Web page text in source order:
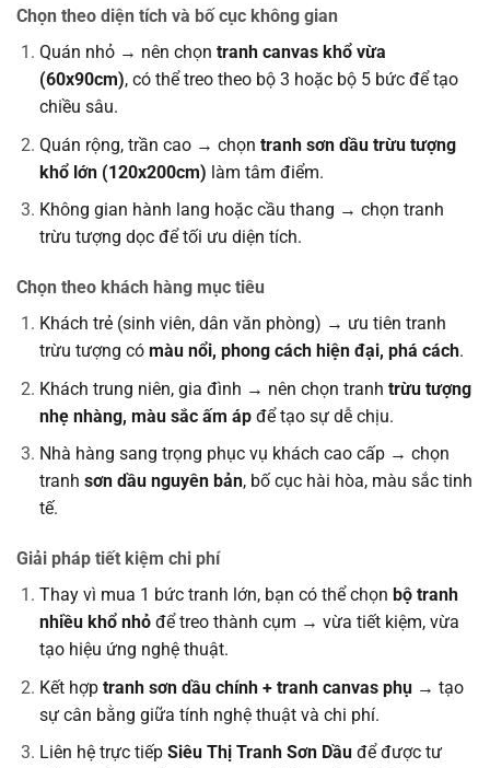
Chọn theo diện tích và bố cục không gian
Quán nhỏ → nên chọn tranh canvas khổ vừa
(60x90cm), có thể treo theo bộ 3 hoặc bộ 5 bức để tạo
chiều sâu.
Quán rộng, trần cao → chọn tranh sơn dầu trừu tượng
khổ lớn (120x200cm) làm tâm điểm.
Không gian hành lang hoặc cầu thang → chọn tranh
trừu tượng dọc để tối ưu diện tích.
Chọn theo khách hàng mục tiêu
Khách trẻ (sinh viên, dân văn phòng) → ưu tiên tranh
trừu tượng có màu nổi, phong cách hiện đại, phá cách.
Khách trung niên, gia đình → nên chọn tranh trừu tượng
nhẹ nhàng, màu sắc ấm ápđể tạo sự dễ chịu.
Nhà hàng sang trọng phục vụ khách cao cấp → chọn
tranh sơn dầu nguyên bản, bố cục hài hòa, màu sắc tinh
tế.
Giải pháp tiết kiệm chi phí
Thay vì mua 1 bức tranh lớn, bạn có thể chọn bộ tranh
nhiều khổ nhỏđể treo thành cụm → vừa tiết kiệm, vừa
tạo hiệu ứng nghệ thuật.
Kết hợp tranh sơn dầu chính + tranh canvas phụ→ tạo
sự cân bằng giữa tính nghệ thuật và chi phí.
Liên hệ trực tiếp Siêu Thị Tranh Sơn Dầuđể được tư